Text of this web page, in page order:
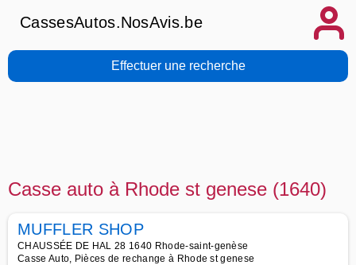
CassesAutos.NosAvis.be
Effectuer une recherche
Casse auto à Rhode st genese (1640)
MUFFLER SHOP
CHAUSSÉE DE HAL 28 1640 Rhode-saint-genèse
Casse Auto, Pièces de rechange à Rhode st genese